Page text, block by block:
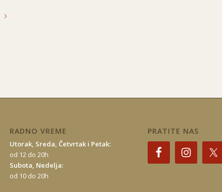
RADNO VREME
Utorak, Sreda, Četvrtak i Petak:
od 12 do 20h
Subota, Nedelja:
od 10 do 20h
PRATITE NAS